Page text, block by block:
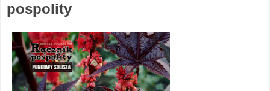
pospolity